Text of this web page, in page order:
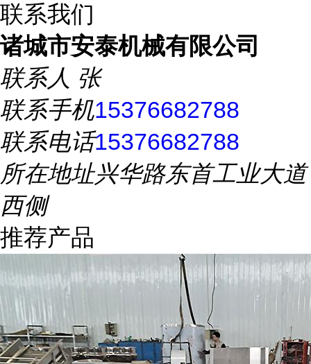
联系我们
诸城市安泰机械有限公司
联系人 张
联系手机15376682788
联系电话15376682788
所在地址兴华路东首工业大道
西侧
推荐产品